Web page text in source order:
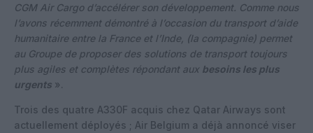
CGM Air Cargo d’accélérer son développement. Comme nous
l’avons récemment démontré à l’occasion du transport d’aide
humanitaire entre la France et l’Inde, (la compagnie) permet
au Groupe de proposer des solutions de transport toujours
plus agiles et complètes répondant aux besoins les plus
urgents ».
Trois des quatre A330F acquis chez Qatar Airways sont
actuellement déployés ; Air Belgium a déjà annoncé viser